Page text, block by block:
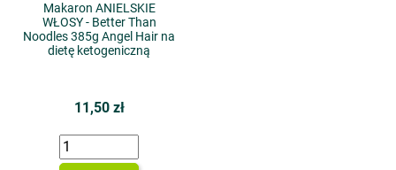
Makaron ANIELSKIE
WŁOSY - Better Than
Noodles 385g Angel Hair na
dietę ketogeniczną
11,50 zł